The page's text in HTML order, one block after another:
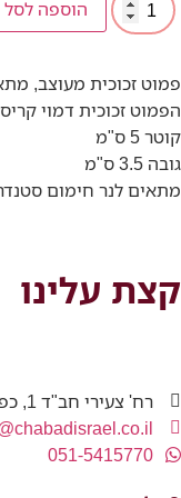
הוספה לסל
פמוט זכוכית מעוצב,
הפמוט זכוכית דמוי קריסטל. מתאים לסדנאות
קוטר 5 ס"מ
גובה 3.5 ס"מ
מתאים לנר חימום
קצת עלינו
רח' צעירי חב"ד 1, כפר חב"ד
051-5415770